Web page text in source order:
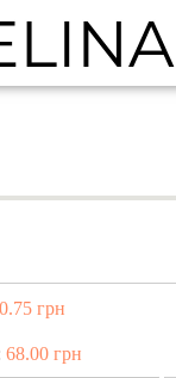
грн
68.00 грн